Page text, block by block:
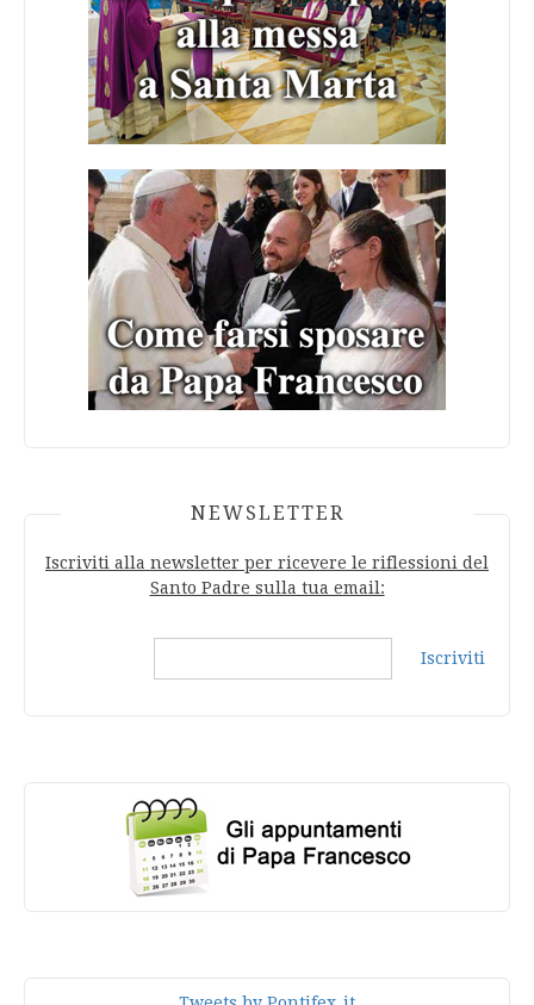
NEWSLETTER
Iscriviti alla newsletter per ricevere le riflessioni del
Santo Padre sulla tua email:
Iscriviti